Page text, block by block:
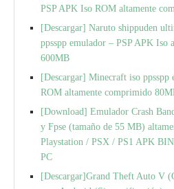
PSP APK Iso ROM altamente
[Descargar] Naruto shippuden
ppsspp emulador – PSP APK Iso
600MB
[Descargar] Minecraft iso ppsspp
ROM altamente comprimido
[Download] Emulador Crash
y Fpse (tamaño de 55 MB)
Playstation / PSX / PS1 APK
PC
[Descargar]Grand Theft Auto V